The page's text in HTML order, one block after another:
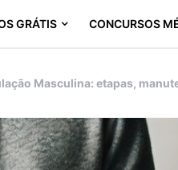
GRÁTIS CONCURSOS
Masculina: etapas,